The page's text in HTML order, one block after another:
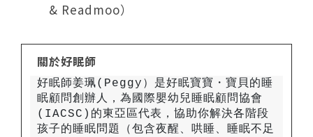
& Readmoo）
關於好眠師
好眠師姜珮(Peggy）是好眠寶寶・寶貝的睡
眠顧問創辦人，為國際嬰幼兒睡眠顧問協會
(IACSC)的東亞區代表，協助你解決各階段
孩子的睡眠問題（包含夜醒、哄睡、睡眠不足